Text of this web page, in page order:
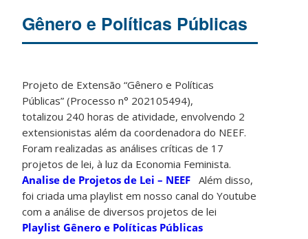
Gênero e Políticas Públicas
Projeto de Extensão “Gênero e Políticas
Públicas” (Processo n° 202105494),
totalizou 240 horas de atividade, envolvendo 2
extensionistas além da coordenadora do NEEF.
Foram realizadas as análises críticas de 17
projetos de lei, à luz da Economia Feminista.
Analise de Projetos de Lei – NEEF Além disso,
foi criada uma playlist em nosso canal do Youtube
com a análise de diversos projetos de lei
Playlist Gênero e Políticas Públicas